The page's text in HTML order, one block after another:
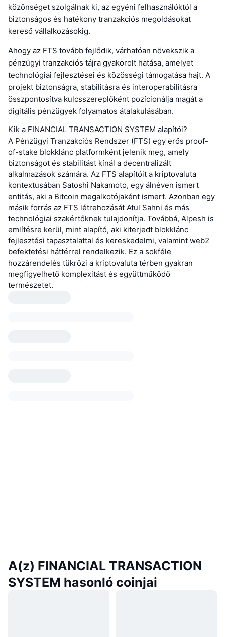
közönséget szolgálnak ki, az egyéni felhasználóktól a
biztonságos és hatékony tranzakciós megoldásokat
kereső vállalkozásokig.
Ahogy az FTS tovább fejlődik, várhatóan növekszik a
pénzügyi tranzakciós tájra gyakorolt hatása, amelyet
technológiai fejlesztései és közösségi támogatása hajt. A
projekt biztonságra, stabilitásra és interoperabilitásra
összpontosítva kulcsszereplőként pozícionálja magát a
digitális pénzügyek folyamatos átalakulásában.
Kik a FINANCIAL TRANSACTION SYSTEM alapítói?
A Pénzügyi Tranzakciós Rendszer (FTS) egy erős proof-
of-stake blokklánc platformként jelenik meg, amely
biztonságot és stabilitást kínál a decentralizált
alkalmazások számára. Az FTS alapítóit a kriptovaluta
kontextusában Satoshi Nakamoto, egy álnéven ismert
entitás, aki a Bitcoin megalkotójaként ismert. Azonban egy
másik forrás az FTS létrehozását Atul Sahni és más
technológiai szakértőknek tulajdonítja. Továbbá, Alpesh is
említésre kerül, mint alapító, aki kiterjedt blokklánc
fejlesztési tapasztalattal és kereskedelmi, valamint web2
befektetési háttérrel rendelkezik. Ez a sokféle
hozzárendelés tükrözi a kriptovaluta térben gyakran
megfigyelhető komplexitást és együttműködő
természetet.
A(z) FINANCIAL TRANSACTION
SYSTEM hasonló coinjai